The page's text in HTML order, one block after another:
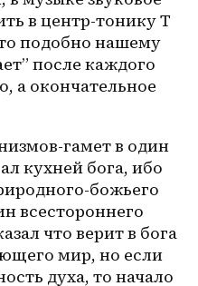
в центр-тонику Т
подобно нашему
после каждого
а окончательное
гамет в один
кухней бога, ибо
божьего
всестороннего
что верит в бога
мир, но если
духа, то начало